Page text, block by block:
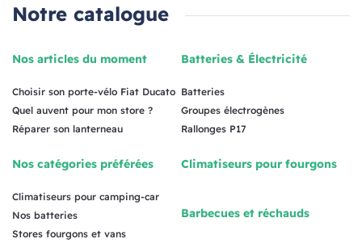
Notre catalogue
Nos articles du moment
Choisir son porte-vélo Fiat Ducato
Quel auvent pour mon store ?
Réparer son lanterneau
Nos catégories préférées
Climatiseurs pour camping-car
Nos batteries
Stores fourgons et vans
Batteries & Électricité
Batteries
Groupes électrogènes
Rallonges P17
Climatiseurs pour fourgons
Barbecues et réchauds